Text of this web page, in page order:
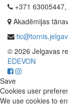
+371
Akadēmijas
© 2026 Jelgavas
EDEVON
Save
Cookies user
We use cookies to